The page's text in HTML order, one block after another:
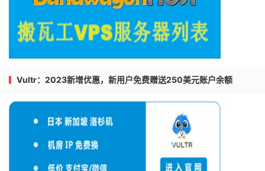
Vultr：2023新增优惠，新用户免费赠送250美元账户余额